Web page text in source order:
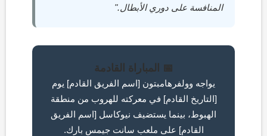
المنافسة على دوري الأبطال."
📅 المباراة القادمة
يواجه وولفرهامبتون [اسم الفريق القادم] يوم
[التاريخ القادم] في معركته للهروب من منطقة
الهبوط، بينما يستضيف نيوكاسل [اسم الفريق
القادم] على ملعب سانت جيمس بارك.